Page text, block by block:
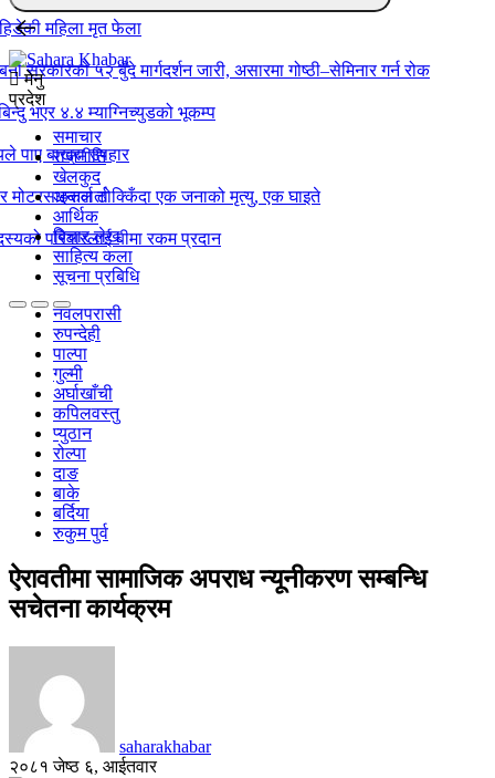
महिला मृत फेला
सरकारको ५२ बुँदे मार्गदर्शन जारी, असारमा गोष्ठी–सेमिनार गर्न रोक
भएर ४.४ म्याग्निच्युडको भूकम्प
पाए बाख्रा उपहार
र मोटरसाइकल ठोक्किँदा एक जनाको मृत्यु, एक घाइते
परिवारलाई बीमा रकम प्रदान
मेनु
प्रदेश
समाचार
राजनीति
खेलकुद
अन्तर्वार्ता
आर्थिक
बिचार लेख
साहित्य कला
सूचना प्रबिधि
नवलपरासी
रुपन्देही
पाल्पा
गुल्मी
अर्घाखाँची
कपिलवस्तु
प्युठान
रोल्पा
दाङ
बाके
बर्दिया
रुकुम पुर्व
ऐरावतीमा सामाजिक अपराध न्यूनीकरण सम्बन्धि
सचेतना कार्यक्रम
saharakhabar
२०८१ जेष्ठ ६, आईतवार